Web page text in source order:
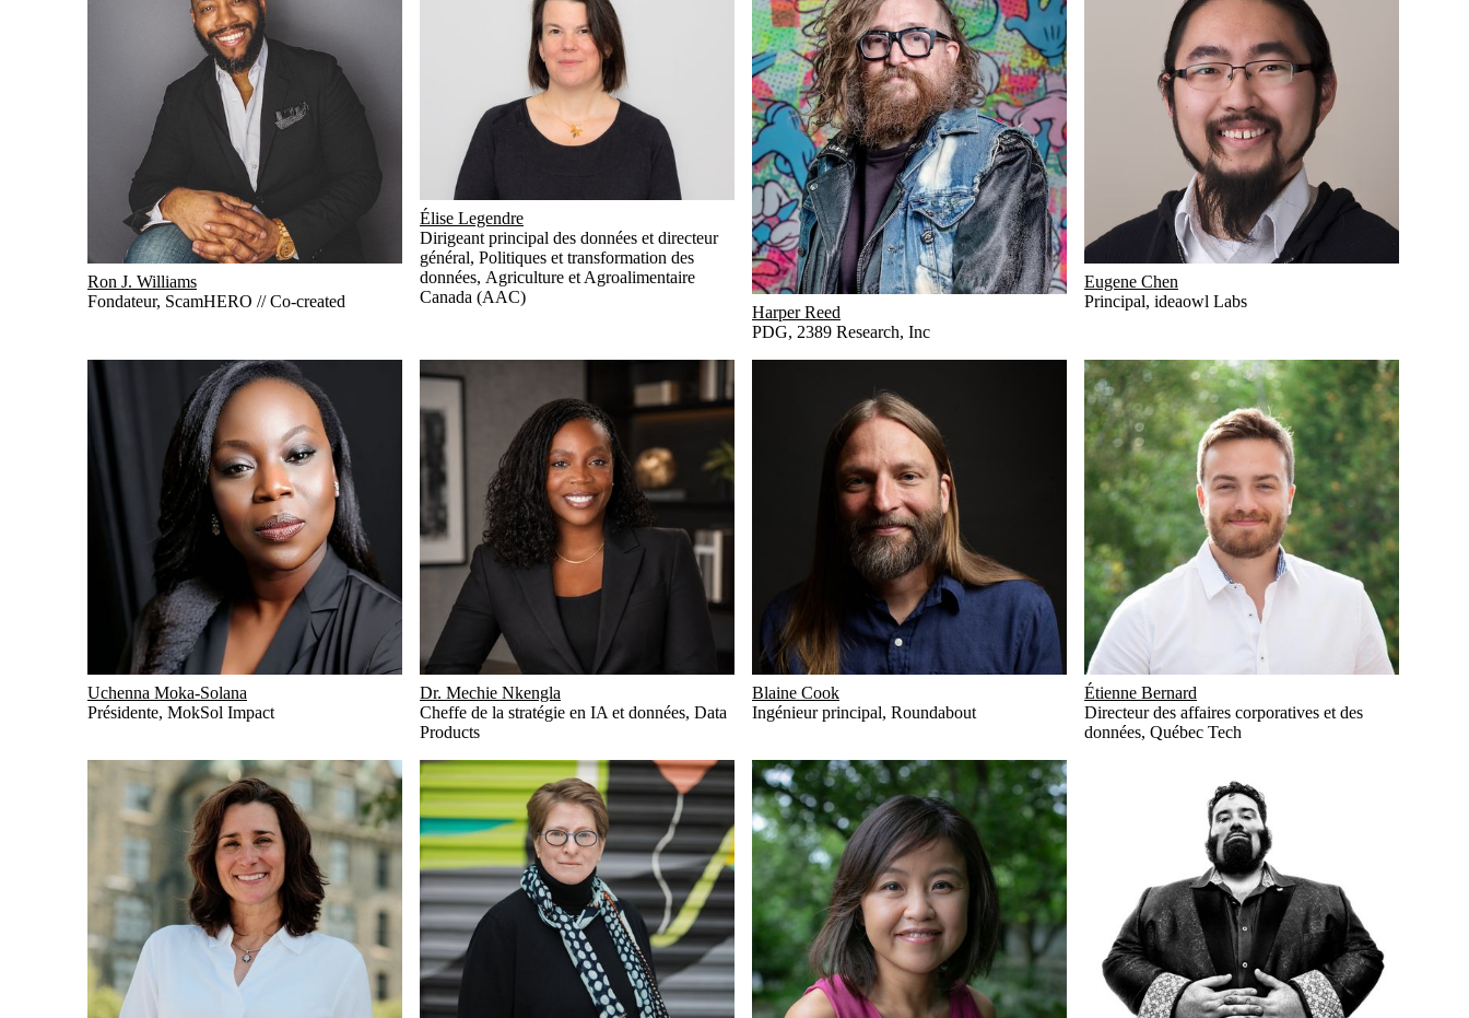
Ron J. Williams
Fondateur, ScamHERO // Co-created
Élise Legendre
Dirigeant principal des données et directeur
général, Politiques et transformation des
données, Agriculture et Agroalimentaire
Canada (AAC)
Harper Reed
PDG, 2389 Research, Inc
Eugene Chen
Principal, ideaowl Labs
Uchenna Moka-Solana
Présidente, MokSol Impact
Dr. Mechie Nkengla
Cheffe de la stratégie en IA et données, Data
Products
Blaine Cook
Ingénieur principal, Roundabout
Étienne Bernard
Directeur des affaires corporatives et des
données, Québec Tech